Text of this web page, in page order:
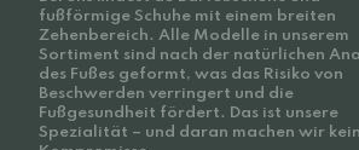
fußförmige Schuhe mit einem breiten
Zehenbereich. Alle Modelle in unserem
Sortiment sind nach der natürlichen
des Fußes geformt, was das Risiko von
Beschwerden verringert und die
Fußgesundheit fördert. Das ist unsere
Spezialität – und daran machen wir